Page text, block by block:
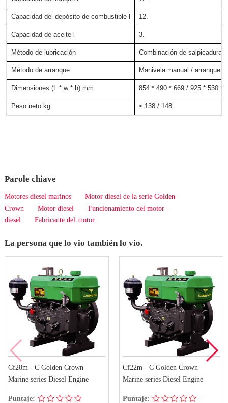
Capacidad del depósito de combustible l 12.
Capacidad de aceite l 3.
Método de lubricación Combinación de salpicaduras
Método de arranque Manivela manual / arranque
Dimensiones (L * w * h) mm 854 * 490 * 669 / 925 * 530 *
Peso neto kg ≤ 138 / 148
Parole chiave
Motores diesel marinos
Motor diesel de la serie Golden
Crown
Motor diesel
Funcionamiento del motor
diesel
Fabricante del motor
La persona que lo vio también lo vio.
Cf28m - C Golden Crown
Marine series Diesel Engine
Puntaje:
Cf22m - C Golden Crown
Marine series Diesel Engine
Puntaje: